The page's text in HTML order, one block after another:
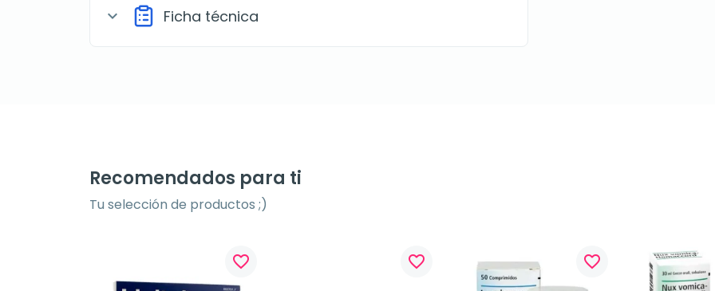
expand_more Ficha técnica
Recomendados para ti
Tu selección de productos ;)
favorite_border favorite_border favorite_border